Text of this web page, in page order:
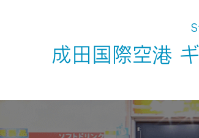
成田国際空港